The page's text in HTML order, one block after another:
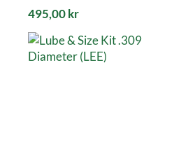
495,00kr